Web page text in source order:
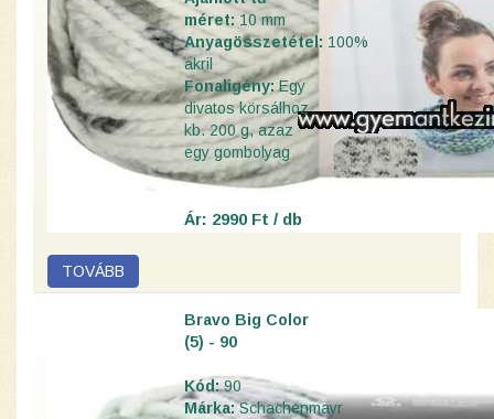
méret: 10 mm
Anyagösszetétel: 100%
akril
Fonaligény:Egy
divatos körsálhoz
kb. 200 g, azaz
egy gombolyag
Ár: 2990 Ft / db
Bravo Big Color
(5) - 90
Kód:90
Márka:Schachenmayr